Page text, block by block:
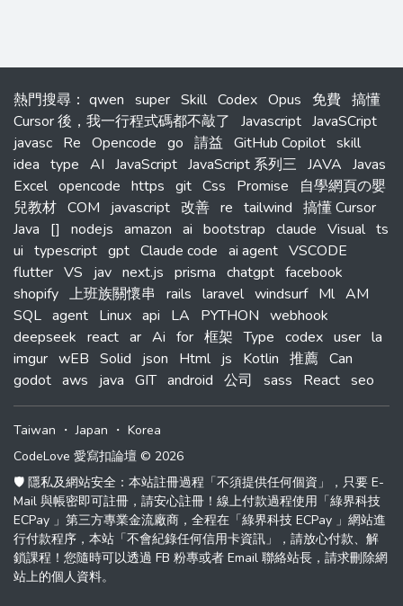
熱門搜尋 ： qwen super Skill Codex Opus 免費 搞懂
Cursor 後，我一行程式碼都不敲了
Javascript JavaSCript
javasc Re Opencode go 請益 GitHub Copilot skill
idea type AI JavaScript JavaScript 系列三 JAVA Javas
Excel opencode https git Css Promise
自學網頁の嬰
兒教材 COM javascript 改善 re tailwind 搞懂 Cursor
Java
[] nodejs amazon ai bootstrap claude Visual ts
ui typescript gpt Claude code ai agent VSCODE
flutter VS jav next.js prisma chatgpt facebook
shopify 上班族關懷串 rails laravel windsurf Ml AM
SQL agent Linux api LA PYTHON webhook
deepseek react ar Ai for 框架 Type codex user la
imgur wEB Solid json Html js Kotlin 推薦 Can
godot aws java GIT android 公司 sass React seo
Taiwan ・Japan ・ Korea
CodeLove 愛寫扣論壇 © 2026
🛡️ 隱私及網站安全：本站註冊過程「不須提供任何個資」，只要 E-
Mail 與帳密即可註冊，請安心註冊！線上付款過程使用「綠界科技
ECPay 」第三方專業金流廠商，全程在「綠界科技 ECPay 」網站進
行付款程序，本站「不會紀錄任何信用卡資訊」，請放心付款、解
鎖課程！您隨時可以透過 FB 粉專或者 Email 聯絡站長，請求刪除網
站上的個人資料。